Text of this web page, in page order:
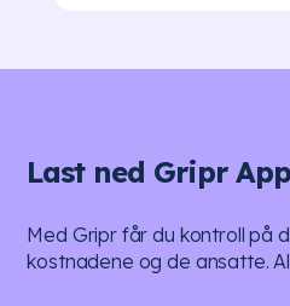
Last ned Gripr App
Med Gripr får du kontroll på
kostnadene og de ansatte.